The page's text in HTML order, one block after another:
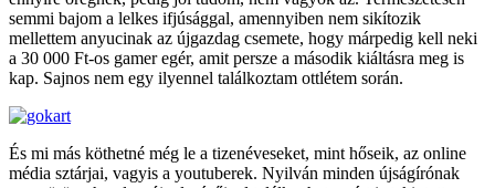
semmi bajom a lelkes ifjúsággal, amennyiben nem sikítozik
mellettem anyucinak az újgazdag csemete, hogy márpedig kell neki
a 30 000 Ft-os gamer egér, amit persze a második kiáltásra meg is
kap. Sajnos nem egy ilyennel találkoztam ottlétem során.
És mi más köthetné még le a tizenéveseket, mint hőseik, az online
média sztárjai, vagyis a youtuberek. Nyilván minden újságírónak